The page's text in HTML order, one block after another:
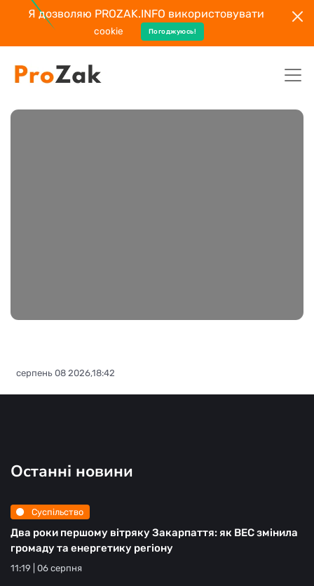
Я дозволяю PROZAK.INFO використовувати
cookie Погоджуюсь!
серпень 08 2026,18:42
Останні новини
Суспільство
Два роки першому вітряку Закарпаття: як ВЕС змінила
громаду та енергетику регіону
11:19 | 06 серпня